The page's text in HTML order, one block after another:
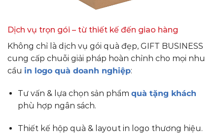
Dịch vụ trọn gói – từ thiết kế đến giao hàng
Không chỉ là dịch vụ gói quà đẹp, GIFT BUSINESS
cung cấp chuỗi giải pháp hoàn chỉnh cho mọi nhu
cầu in logo quà doanh nghiệp:
Tư vấn & lựa chọn sản phẩm quà tặng khách
phù hợp ngân sách.
Thiết kế hộp quà & layout in logo thương hiệu.